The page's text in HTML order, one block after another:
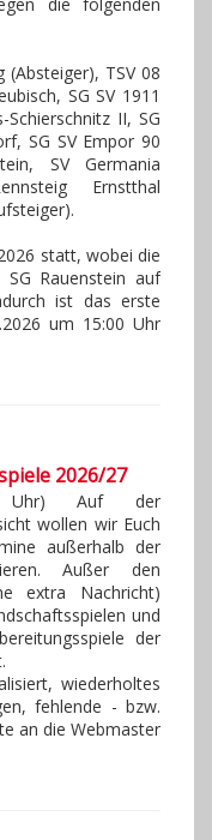
die folgenden
(Absteiger), TSV 08
SG SV 1911
II, SG
SG SV Empor 90
SV Germania
Ernstthal
statt, wobei die
Rauenstein auf
ist das erste
um 15:00 Uhr
2026/27
Uhr) Auf der
wollen wir Euch
außerhalb der
Außer den
extra Nachricht)
und
der
wiederholtes
fehlende - bzw.
an die Webmaster